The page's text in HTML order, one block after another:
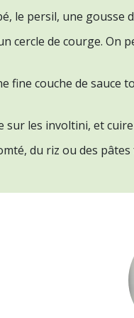
le persil, une gousse
cercle de courge. On
fine couche de sauce
sur les involtini, et
du riz ou des